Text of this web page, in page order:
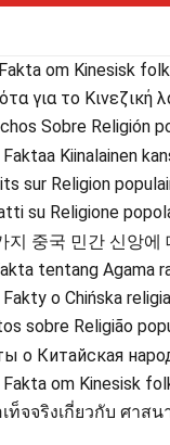
om Kinesisk
για το Κινεζική
Sobre Religión
Kiinalainen
sur Religion
su Religione
중국 민간 신앙에
tentang Agama
o Chińska
sobre Religião
Китайская
om Kinesisk
จจริงเกี่ยวกับ ศาส